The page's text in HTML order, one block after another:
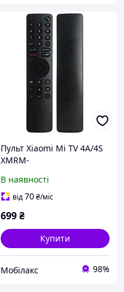
Пульт Xiaomi Mi TV 4A/4S
XMRM-
3 (32-43) оригінал 100%
В наявності
від70₴/міс
699₴
Купити
Мобілакс 98%